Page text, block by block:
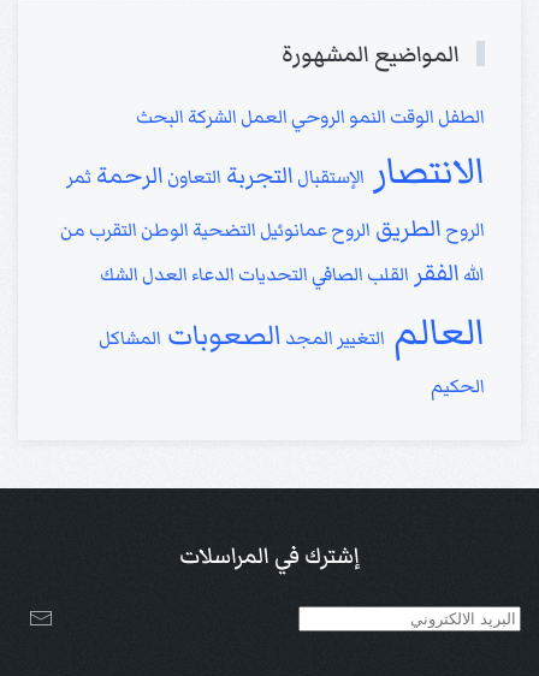
المواضيع المشهورة
الطفل الوقت النمو الروحي العمل الشركة البحث
الانتصار الإستقبال التجربة التعاون الرحمة ثمر
الروح الطريق الروحعمانوئيل التضحية الوطن التقرب من
الله الفقر القلب الصافي التحديات الدعاء العدل الشك
العالم التغيير المجد الصعوبات المشاكل
الحكيم
إشترك في المراسلات